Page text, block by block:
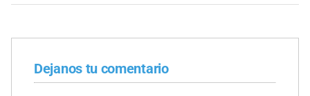
Dejanos tu comentario